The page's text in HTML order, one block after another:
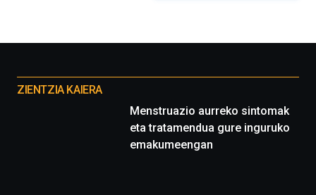
proyectos
ZIENTZIA KAIERA
Menstruazio aurreko sintomak
eta tratamendua gure inguruko
emakumeengan